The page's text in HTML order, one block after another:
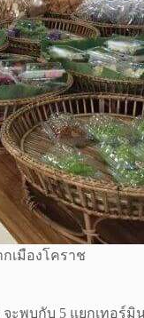
เมืองโคราช
ะพบกับ 5 แยกเทอ